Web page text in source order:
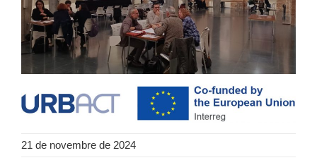
21 de novembre de 2024